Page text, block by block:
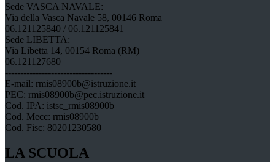
Sede VASCA NAVALE:
Via della Vasca Navale 58, 00146 Roma
06.121125840 / 06.121125841
Sede LIBETTA:
Via Libetta 14, 00154 Roma (RM)
06.121127680
-----------------------------------
E-mail: rmis08900b@istruzione.it
PEC: rmis08900b@pec.istruzione.it
Cod. IPA: istsc_rmis08900b
Cod. Mecc: rmis08900b
Cod. Fisc: 80201230580
LA SCUOLA